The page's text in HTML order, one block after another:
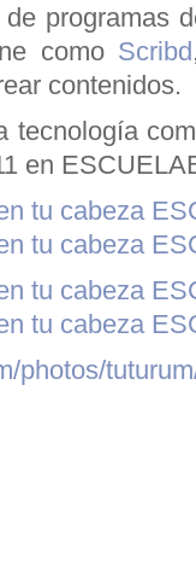
programas
como Scribd
contenidos.
tecnología
en
photos/